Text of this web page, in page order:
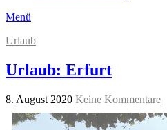
Menü
Urlaub
Urlaub: Erfurt
8. August 2020 Keine Kommentare